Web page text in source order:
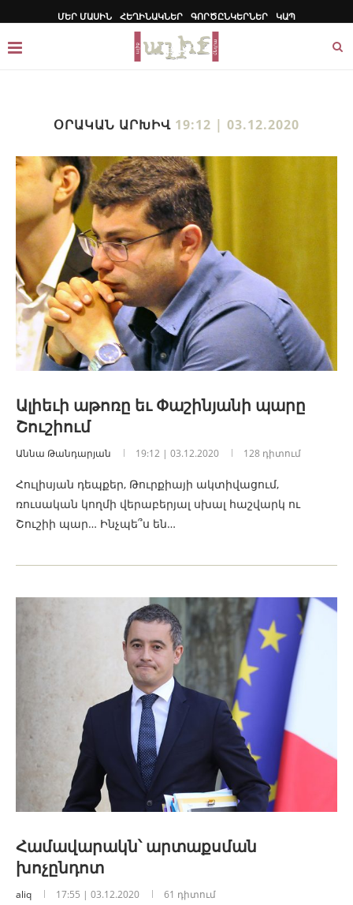
ՄԵՐ ՄԱՍԻՆ ՀԵՂԻՆԱԿՆԵՐ ԳՈՐԾԸՆԿԵՐՆԵՐ ԿԱՊ
ՕՐԱԿԱՆ ԱՐԽԻՎ 19:12 | 03.12.2020
Ալիեւի աթոռը եւ Փաշինյանի պարը
Շուշիում
Աննա Թանդարյան 19:12 | 03.12.2020 128 դիտում
Հուլիսյան դեպքեր, Թուրքիայի ակտիվացում,
ռուսական կողմի վերաբերյալ սխալ հաշվարկ ու
Շուշիի պար… Ինչպե՞ս են…
Համավարակն՝ արտաքսման
խոչընդոտ
aliq 17:55 | 03.12.2020 61 դիտում